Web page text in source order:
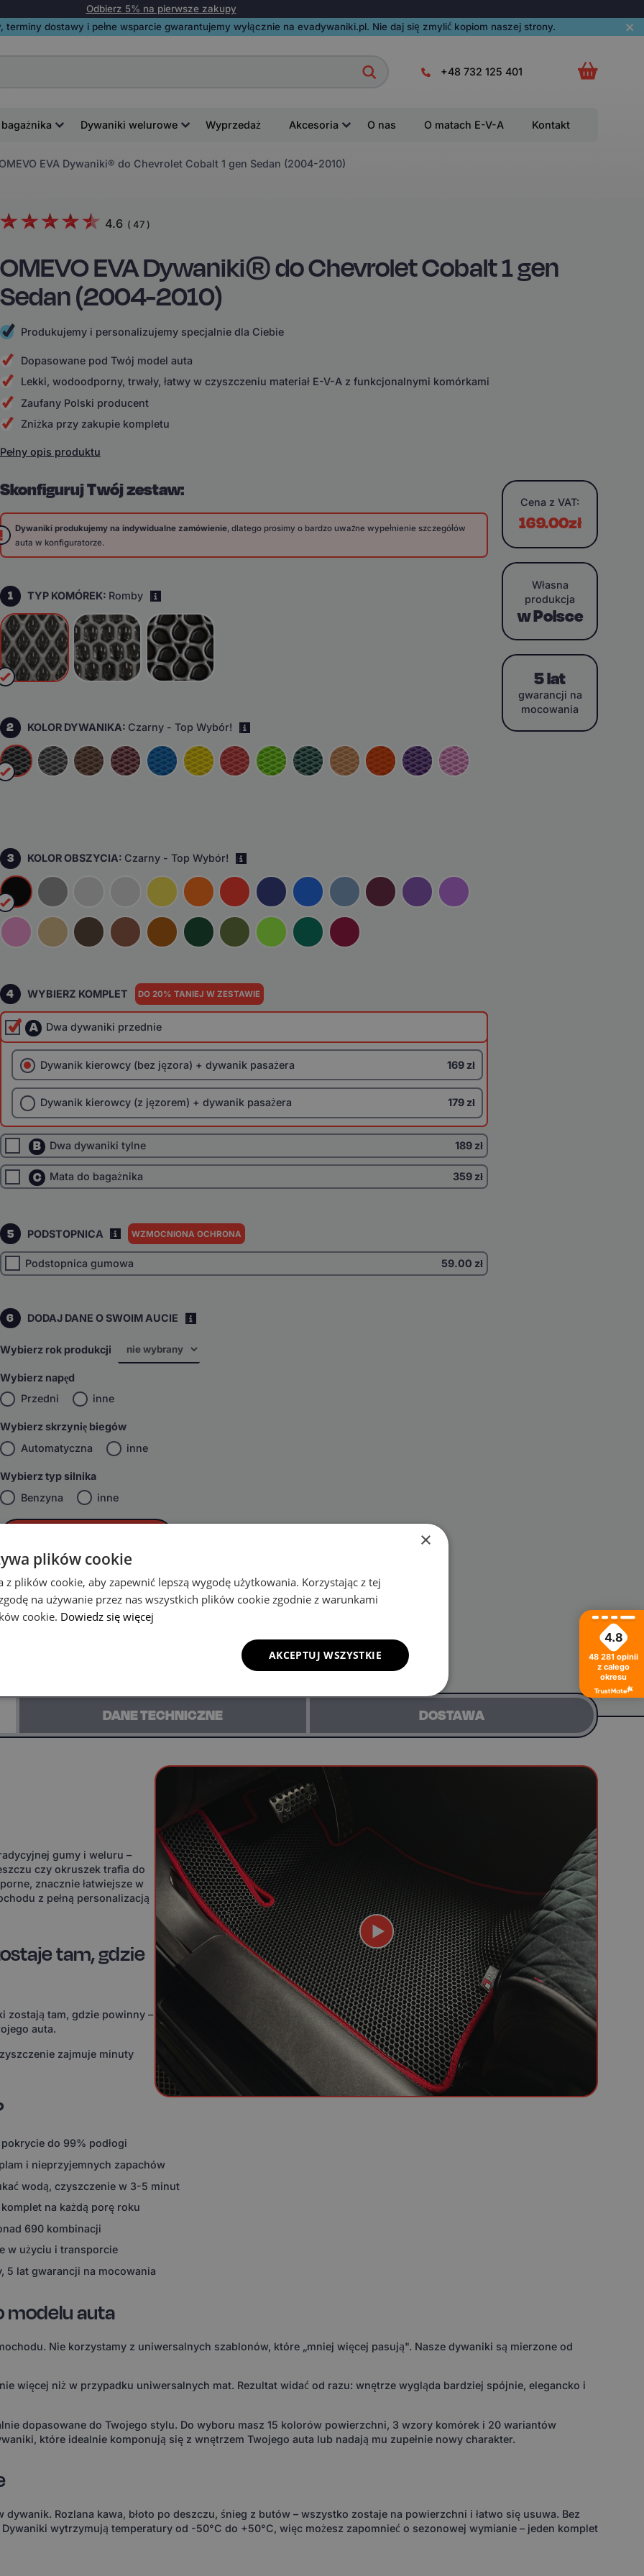
Odbierz 5% na pierwsze zakupy
dostawy i pełne wsparcie gwarantujemy wyłącznie na evadywaniki.pl. Nie daj się zmylić kopiom naszej strony.
+48 732 125 401
Dywaniki welurowe Wyprzedaż Akcesoria O nas O matach E-V-A Kontakt
EVA Dywaniki® do Chevrolet Cobalt 1 gen Sedan (2004-2010)
4.6 ( 47)
OMEVO EVA Dywaniki® do Chevrolet Cobalt 1 gen
Sedan (2004-2010)
Produkujemy i personalizujemy specjalnie dla Ciebie
Dopasowane pod Twój model auta
Lekki, wodoodporny, trwały, łatwy w czyszczeniu materiał E-V-A z funkcjonalnymi komórkami
Zaufany Polski producent
Zniżka przy zakupie kompletu
Pełny opis produktu
Skonfiguruj Twój zestaw:
Dywaniki produkujemy na indywidualne zamówienie, dlatego prosimy o bardzo uważne wypełnienie szczegółów
auta w konfiguratorze.
1 TYP KOMÓREK: Romby
2 KOLOR DYWANIKA: Czarny - Top Wybór!
3 KOLOR OBSZYCIA: Czarny - Top Wybór!
4 WYBIERZ KOMPLET DO 20% TANIEJ W ZESTAWIE
A Dwa dywaniki przednie
Dywanik kierowcy (bez jęzora) + dywanik pasażera 169 zł
Dywanik kierowcy (z jęzorem) + dywanik pasażera 179 zł
B Dwa dywaniki tylne 189 zł
C Mata do bagażnika 359 zł
5 PODSTOPNICA WZMOCNIONA OCHRONA
Podstopnica gumowa 59.00 zł
6 DODAJ DANE O SWOIM AUCIE
Wybierz rok produkcji
Wybierz napęd
Przedni
inne
Wybierz skrzynię biegów
Automatyczna
inne
Wybierz typ silnika
Benzyna
inne
Cena z VAT:
169.00zł
Własna
produkcja
w Polsce
5 lat
gwarancji na
mocowania
DANE TECHNICZNE DOSTAWA
gumy i weluru –
czy okruszek trafia do
znacznie łatwiejsze w
z pełną personalizacją
tam, gdzie
zostają tam, gdzie powinny –
auta.
zajmuje minuty
do 99% podłogi
i nieprzyjemnych zapachów
wodą, czyszczenie w 3-5 minut
na każdą porę roku
690 kombinacji
w użyciu i transporcie
5 lat gwarancji na mocowania
modelu auta
Nie korzystamy z uniwersalnych szablonów, które „mniej więcej pasują". Nasze dywaniki są mierzone od
więcej niż w przypadku uniwersalnych mat. Rezultat widać od razu: wnętrze wygląda bardziej spójnie, elegancko i
dopasowane do Twojego stylu. Do wyboru masz 15 kolorów powierzchni, 3 wzory komórek i 20 wariantów
które idealnie komponują się z wnętrzem Twojego auta lub nadają mu zupełnie nowy charakter.
dywanik. Rozlana kawa, błoto po deszczu, śnieg z butów – wszystko zostaje na powierzchni i łatwo się usuwa. Bez
wytrzymują temperatury od -50°C do +50°C, więc możesz zapomnieć o sezonowej wymianie – jeden komplet
4.8
48 281 opinii
z całego
okresu
×
plików cookie
z plików cookie, aby zapewnić lepszą wygodę użytkowania. Korzystając z tej
na używanie przez nas wszystkich plików cookie zgodnie z warunkami
cookie. Dowiedz się więcej
AKCEPTUJ WSZYSTKIE